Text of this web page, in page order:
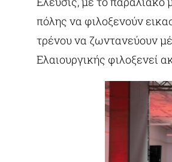
πόλης να φιλοξενούν
τρένου να ζωντανεύουν
Ελαιουργικής φιλοξενεί